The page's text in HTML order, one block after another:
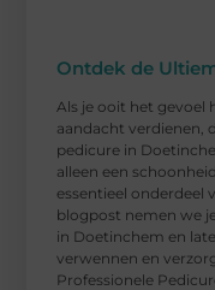
Ontdek de
Als je ooit het gevoel
aandacht verdienen,
pedicure in
alleen een
essentieel onderdeel
blogpost nemen we
in Doetinchem en
verwennen en
Professionele